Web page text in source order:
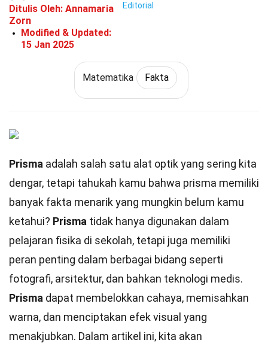
Ditulis Oleh: Annamaria
Zorn
Modified & Updated:
15 Jan 2025
Editorial
Matematika Fakta
Prisma adalah salah satu alat optik yang sering kita
dengar, tetapi tahukah kamu bahwa prisma memiliki
banyak fakta menarik yang mungkin belum kamu
ketahui? Prisma tidak hanya digunakan dalam
pelajaran fisika di sekolah, tetapi juga memiliki
peran penting dalam berbagai bidang seperti
fotografi, arsitektur, dan bahkan teknologi medis.
Prisma dapat membelokkan cahaya, memisahkan
warna, dan menciptakan efek visual yang
menakjubkan. Dalam artikel ini, kita akan